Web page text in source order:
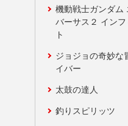
機動戦士ガンダム
バーサス２ イン
ト
ジョジョの奇妙な
イバー
太鼓の達人
釣りスピリッツ